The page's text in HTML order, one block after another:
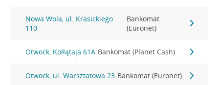
Nowa Wola, ul. Krasickiego
110
Bankomat
(Euronet)
Otwock, Kołłątaja 61A Bankomat (Planet Cash)
Otwock, ul. Warsztatowa 23 Bankomat (Euronet)